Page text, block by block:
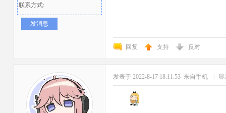
联系方式:
发消息
回复 支持 反对
发表于 2022-8-17 18:11:53 来自手机 显